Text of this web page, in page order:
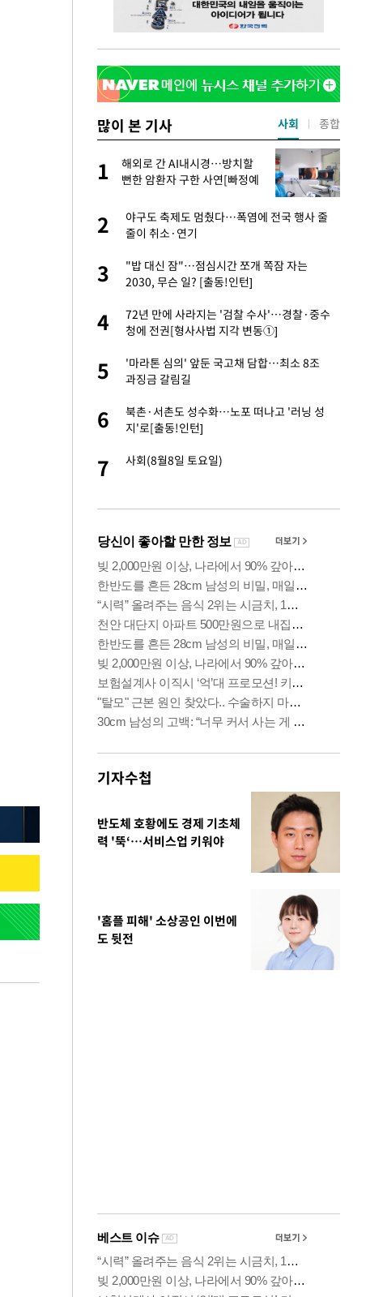
많이 본 기사
1
해외로 간 AI내시경…방치할
뻔한 암환자 구한 사연[빠정예
2
야구도 축제도 멈췄다…폭염에 전국 행사 줄
줄이 취소·연기
3
"밥 대신 잠"…점심시간 쪼개 쪽잠 자는
2030, 무슨 일? [출동!인턴]
4
72년 만에 사라지는 '검찰 수사'…경찰·중수
청에 전권[형사사법 지각 변동①]
5
'마라톤 심의' 앞둔 국고채 담합…최소 8조
과징금 갈림길
6
북촌·서촌도 성수화…노포 떠나고 '러닝 성
지'로[출동!인턴]
7 사회(8월8일 토요일)
사회 종합
기자수첩
반도체 호황에도 경제 기초체
력 '뚝‘…서비스업 키워야
'홈플 피해' 소상공인 이번에
도 뒷전